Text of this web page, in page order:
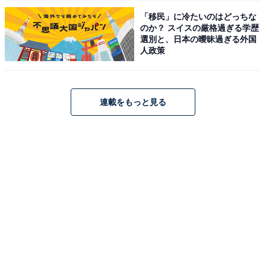
「移民」に冷たいのはどっちな
のか？ スイスの厳格過ぎる学歴
選別と、日本の曖昧過ぎる外国
人政策
連載をもっと見る